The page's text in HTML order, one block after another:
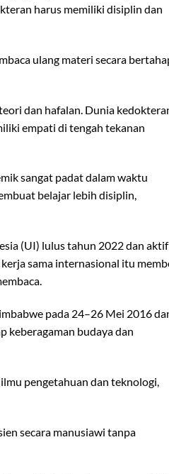
harus memiliki disiplin dan
ulang materi secara
dan hafalan. Dunia
empati di tengah tekanan
sangat padat dalam waktu
belajar lebih disiplin,
(UI) lulus tahun 2022 dan aktif
sama internasional itu
pada 24–26 Mei 2016
keberagaman budaya dan
pengetahuan dan teknologi,
secara manusiawi tanpa